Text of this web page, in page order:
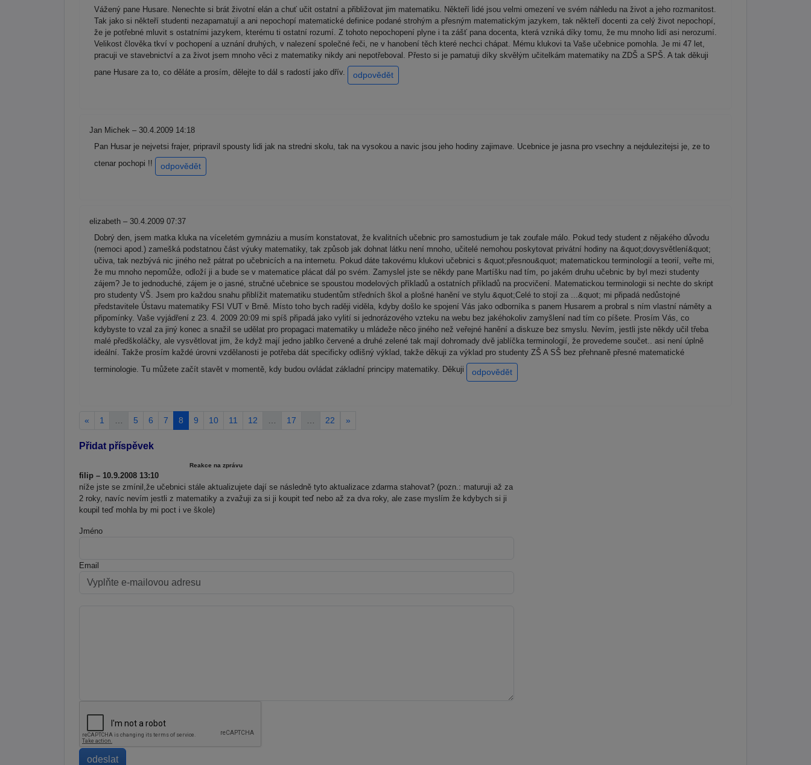
Vážený pane Husare. Nenechte si brát životní elán a chuť učit ostatní a přibližovat jim matematiku. Někteří lidé jsou velmi omezení ve svém náhledu na život a jeho rozmanitost.
Tak jako si někteří studenti nezapamatují a ani nepochopí matematické definice podané strohým a přesným matematickým jazykem, tak někteří docenti za celý život nepochopí,
že je potřebné mluvit s ostatními jazykem, kterému ti ostatní rozumí. Z tohoto nepochopení plyne i ta zášť pana docenta, která vzniká díky tomu, že mu mnoho lidí asi nerozumí.
Velikost člověka tkví v pochopení a uznání druhých, v nalezení společné řeči, ne v hanobení těch které nechci chápat. Mému klukovi ta Vaše učebnice pomohla. Je mi 47 let,
pracuji ve stavebnictví a za život jsem mnoho věci z matematiky nikdy ani nepotřeboval. Přesto si je pamatuji díky skvělým učitelkám matematiky na ZDŠ a SPŠ. A tak děkuji
pane Husare za to, co děláte a prosím, dělejte to dál s radostí jako dřív.
odpovědět
Jan Michek – 30.4.2009 14:18
Pan Husar je nejvetsi frajer, pripravil spousty lidi jak na stredni skolu, tak na vysokou a navic jsou jeho hodiny zajimave. Ucebnice je jasna pro vsechny a nejdulezitejsi je, ze to
ctenar pochopi !!
odpovědět
elizabeth – 30.4.2009 07:37
Dobrý den, jsem matka kluka na víceletém gymnáziu a musím konstatovat, že kvalitních učebnic pro samostudium je tak zoufale málo. Pokud tedy student z nějakého důvodu
(nemoci apod.) zamešká podstatnou část výuky matematiky, tak způsob jak dohnat látku není mnoho, učitelé nemohou poskytovat privátní hodiny na &quot;dovysvětlení&quot;
učiva, tak nezbývá nic jiného než pátrat po učebnicích a na internetu. Pokud dáte takovému klukovi učebnici s &quot;přesnou&quot; matematickou terminologií a teorií, veřte mi,
že mu mnoho nepomůže, odloží ji a bude se v matematice plácat dál po svém. Zamyslel jste se někdy pane Martíšku nad tím, po jakém druhu učebnic by byl mezi studenty
zájem? Je to jednoduché, zájem je o jasné, stručné učebnice se spoustou modelových příkladů a ostatních příkladů na procvičení. Matematickou terminologii si nechte do skript
pro studenty VŠ. Jsem pro každou snahu přiblížit matematiku studentům středních škol a plošné hanění ve stylu &quot;Celé to stojí za ...&quot; mi připadá nedůstojné
představitele Ústavu matematiky FSI VUT v Brně. Místo toho bych raději viděla, kdyby došlo ke spojení Vás jako odborníka s panem Husarem a probral s ním vlastní náměty a
připomínky. Vaše vyjádření z 23. 4. 2009 20:09 mi spíš připadá jako vylití si jednorázového vzteku na webu bez jakéhokoliv zamyšlení nad tím co píšete. Prosím Vás, co
kdybyste to vzal za jiný konec a snažil se udělat pro propagaci matematiky u mládeže něco jiného než veřejné hanění a diskuze bez smyslu. Nevím, jestli jste někdy učil třeba
malé předškoláčky, ale vysvětlovat jim, že když mají jedno jablko červené a druhé zelené tak mají dohromady dvě jablíčka terminologií, že provedeme součet.. asi není úplně
ideální. Takže prosím každé úrovni vzdělanosti je potřeba dát specificky odlišný výklad, takže děkuji za výklad pro studenty ZŠ A SŠ bez přehnaně přesné matematické
terminologie. Tu můžete začít stavět v momentě, kdy budou ovládat základní principy matematiky. Děkuji
odpovědět
« 1 5 6 7 8 9 10 11 12 17 22 »
Přidat příspěvek
Reakce na zprávu
filip – 10.9.2008 13:10
níže jste se zmínil,že učebnici stále aktualizujete dají se následně tyto aktualizace zdarma stahovat? (pozn.: maturuji až za
2 roky, navíc nevím jestli z matematiky a zvažuji za si ji koupit teď nebo až za dva roky, ale zase myslím že kdybych si ji
koupil teď mohla by mi poct i ve škole)
Jméno
Email